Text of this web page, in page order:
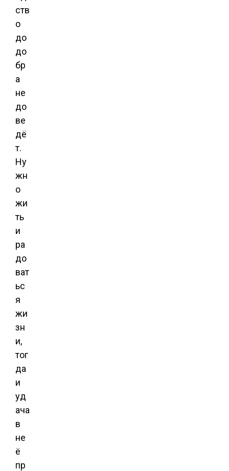
ств
о
до
до
бр
а
не
до
ве
дё
т.
Ну
жн
о
жи
ть
и
ра
до
ват
ьс
я
жи
зн
и,
тог
да
и
уд
ача
в
не
ё
пр